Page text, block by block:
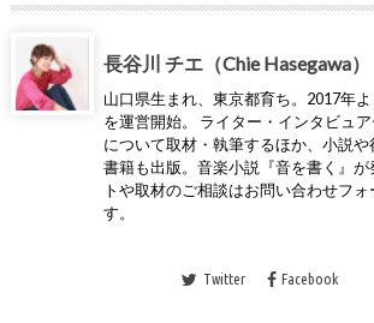
長谷川 チエ（Chie Hasegawa）
山口県生まれ、東京都育ち。2017年よ
を運営開始。 ライター・インタビュ
について取材・執筆するほか、小説
書籍も出版。音楽小説『音を書く』
トや取材のご相談はお問い合わせフ
す。
Twitter Facebook